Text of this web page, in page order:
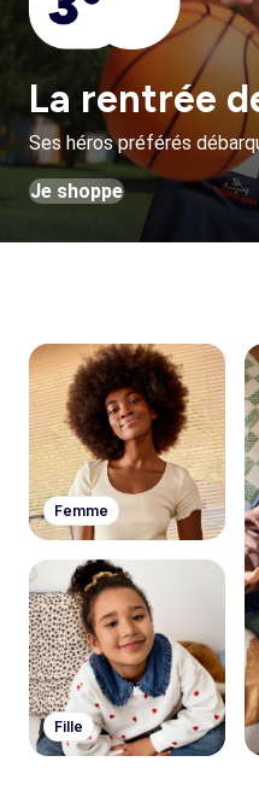
La rentrée
Ses héros préférés
Je shoppe
Femme
Fille